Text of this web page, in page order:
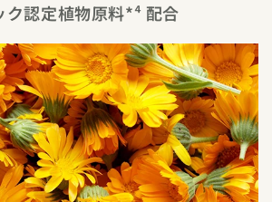
認定植物原料*⁴ 配合